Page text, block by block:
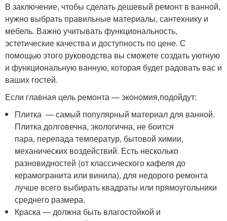
В заключение, чтобы сделать дешевый ремонт в ванной,
нужно выбрать правильные материалы, сантехнику и
мебель. Важно учитывать функциональность,
эстетические качества и доступность по цене. С
помощью этого руководства вы сможете создать уютную
и функциональную ванную, которая будет радовать вас и
ваших гостей.
Если главная цель ремонта — экономия,подойдут:
Плитка — самый популярный материал для ванной.
Плитка долговечна, экологична, не боится
пара, перепада температур, бытовой химии,
механических воздействий. Есть несколько
разновидностей (от классического кафеля до
керамогранита или винила), для недорого ремонта
лучше всего выбирать квадраты или прямоугольники
среднего размера.
Краска — должна быть влагостойкой и